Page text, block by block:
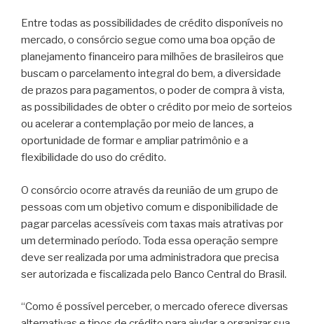
Entre todas as possibilidades de crédito disponíveis no
mercado, o consórcio segue como uma boa opção de
planejamento financeiro para milhões de brasileiros que
buscam o parcelamento integral do bem, a diversidade
de prazos para pagamentos, o poder de compra à vista,
as possibilidades de obter o crédito por meio de sorteios
ou acelerar a contemplação por meio de lances, a
oportunidade de formar e ampliar patrimônio e a
flexibilidade do uso do crédito.
O consórcio ocorre através da reunião de um grupo de
pessoas com um objetivo comum e disponibilidade de
pagar parcelas acessíveis com taxas mais atrativas por
um determinado período. Toda essa operação sempre
deve ser realizada por uma administradora que precisa
ser autorizada e fiscalizada pelo Banco Central do Brasil.
“Como é possível perceber, o mercado oferece diversas